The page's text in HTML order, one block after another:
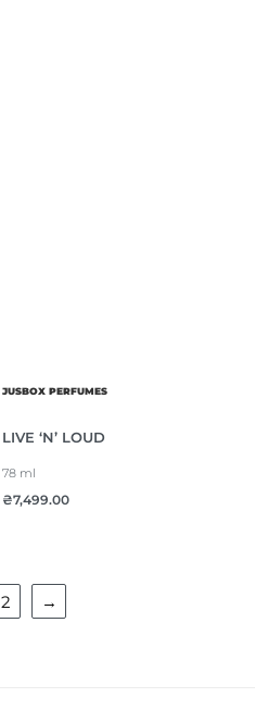
JUSBOX PERFUMES
LIVE ‘N’ LOUD
78 ml
₴7,499.00
2 →